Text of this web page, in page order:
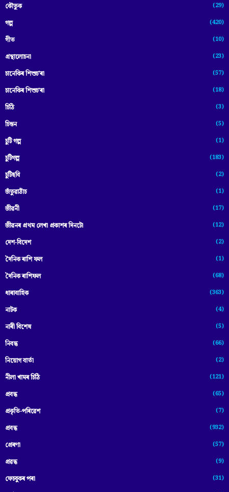
কৌতুক (29)
গল্প (420)
গীত (10)
গ্ৰন্থালোচনা (23)
চানেকিৰ শিশুচ'ৰা (57)
চানেকিৰ শিশুচ’ৰা (18)
চিঠি (3)
চিন্তন (5)
চুটি গল্প (1)
চুটিগল্প (183)
চুটিছবি (2)
জঁতুৱাঠাঁচ (1)
জীৱনী (17)
জীৱনৰ প্ৰথম লেখা প্ৰকাশৰ দিনটো (12)
দেশ-বিদেশ (2)
দৈনিক ৰাশি ফল (1)
দৈনিক ৰাশিফল (68)
ধাৰাবাহিক (363)
নাটক (4)
নাৰী বিশেষ (5)
নিবন্ধ (66)
নিয়োগ বাৰ্তা (2)
নীলা খামৰ চিঠি (121)
প্রবন্ধ (65)
প্ৰকৃতি-পৰিৱেশ (7)
প্ৰবন্ধ (932)
প্ৰেৰণা (57)
প্ৰৱন্ধ (9)
ফেচবুকৰ পৰা (31)